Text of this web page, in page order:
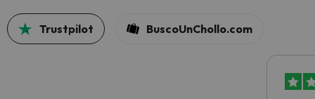
Trustpilot BuscoUnChollo.com